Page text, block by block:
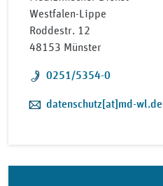
Westfalen-Lippe
Roddestr. 12
48153 Münster
Telefon:
0251/5354-0
E-Mail:
datenschutz[at]md-wl.de